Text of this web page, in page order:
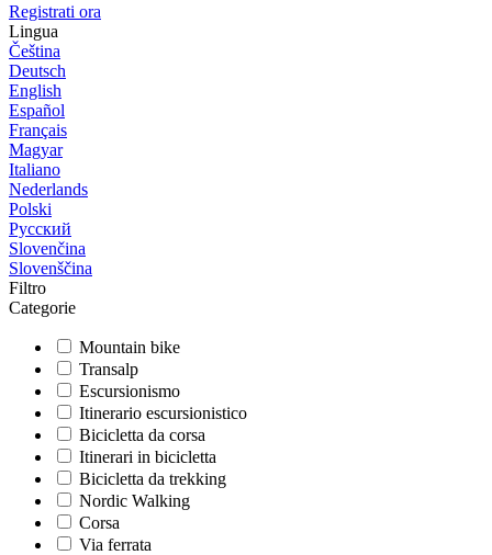
Registrati ora
Lingua
Čeština
Deutsch
English
Español
Français
Magyar
Italiano
Nederlands
Polski
Русский
Slovenčina
Slovenščina
Filtro
Categorie
Mountain bike
Transalp
Escursionismo
Itinerario escursionistico
Bicicletta da corsa
Itinerari in bicicletta
Bicicletta da trekking
Nordic Walking
Corsa
Via ferrata